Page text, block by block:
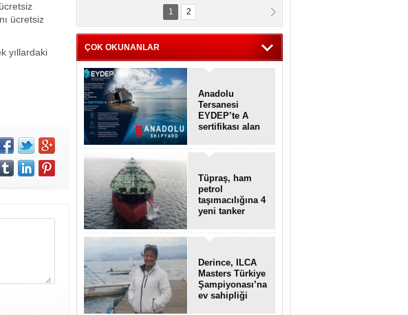
ücretsiz
yıllardaki
Kpt. MESUT AZMİ GÖKSOY
ithafen...
1 2
ÇOK OKUNANLAR
Anadolu
Tersanesi
EYDEP’te A
sertifikası alan
Tüpraş, ham
petrol
taşımacılığına 4
yeni tanker
Derince, ILCA
Masters Türkiye
Şampiyonası’na
ev sahipliği